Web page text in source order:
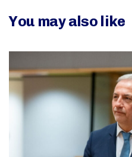
You may also like